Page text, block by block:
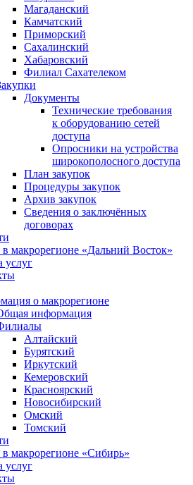
Магаданский
Камчатский
Приморский
Сахалинский
Хабаровский
Филиал Сахателеком
Документы
Технические требования
к оборудованию сетей
доступа
Опросники на устройства
широкополосного доступа
План закупок
Процедуры закупок
Архив закупок
Сведения о заключённых
договорах
в макрорегионе «Дальний Восток»
услуг
о макрорегионе
информация
Алтайский
Бурятский
Иркутский
Кемеровский
Красноярский
Новосибирский
Омский
Томский
в макрорегионе «Сибирь»
услуг